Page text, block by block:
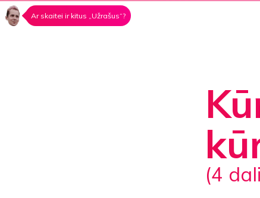
Ar skaitei ir kitus „Užrašus“?
(4